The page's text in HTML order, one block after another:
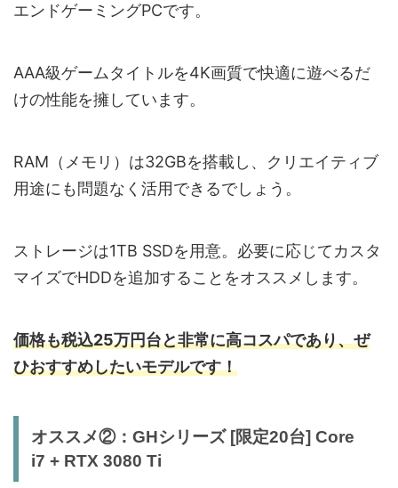
エンドゲーミングPCです。
AAA級ゲームタイトルを4K画質で快適に遊べるだ
けの性能を擁しています。
RAM（メモリ）は32GBを搭載し、クリエイティブ
用途にも問題なく活用できるでしょう。
ストレージは1TB SSDを用意。必要に応じてカスタ
マイズでHDDを追加することをオススメします。
価格も税込25万円台と非常に高コスパであり、ぜ
ひおすすめしたいモデルです！
オススメ②：GHシリーズ [限定20台] Core
i7 + RTX 3080 Ti